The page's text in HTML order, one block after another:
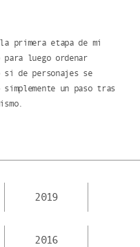
primera etapa de mi
luego ordenar
si de personajes se
un paso tras
2019
2016